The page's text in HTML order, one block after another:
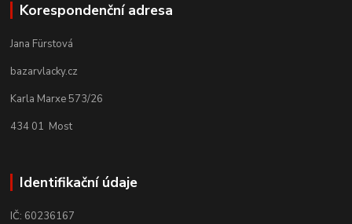
Korespondenční adresa
Jana Fürstová
bazarvlacky.cz
Karla Marxe 573/26
434 01 Most
Identifikační údaje
IČ: 60236167